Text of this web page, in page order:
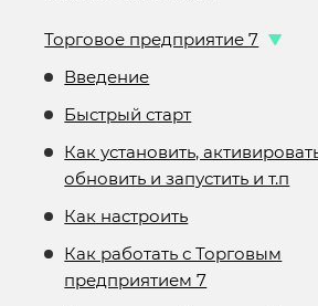
Торговое предприятие 7
Введение
Быстрый старт
Как установить,
обновить и запустить и т.п
Как настроить
Как работать с Торговым
предприятием 7